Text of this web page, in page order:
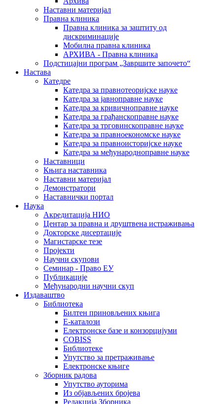
Наставни материјал
Правна клиника
Правна клиника за заштиту од
дискриминације
Мобилна правна клиника
АРХИВА - Правна клиника
Подстицајни програм „Завршите започето“
Настава
Катедре
Катедра за правнотеоријске науке
Катедра за јавноправне науке
Катедра за кривичноправне науке
Катедра за грађанскоправне науке
Катедра за трговинскоправне науке
Катедра за правноекономске науке
Катедра за правноисторијске науке
Катедра за међународноправне науке
Наставници
Књига наставника
Наставни материјал
Демонстратори
Наставнички портал
Наука
Акредитација НИО
Центар за правна и друштвена истраживања
Докторске дисертације
Магистарске тезе
Пројекти
Научни скупови
Семинар - Право ЕУ
Публикације
Међународни научни скуп
Издаваштво
Библиотека
Билтен приновљених књига
Е-каталози
Електронске базе и конзорцијуми
COBISS
Библиотеке
Упутство за претраживање
Електронске књиге
Зборник радова
Упутство ауторима
Из објављених бројева
Редакција Зборника